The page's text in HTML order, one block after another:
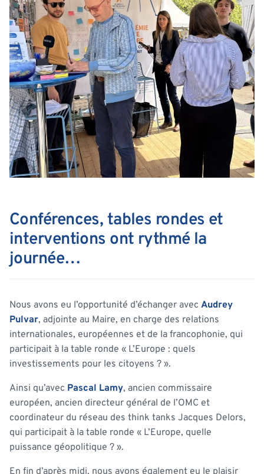
Conférences, tables rondes et
interventions ont rythmé la
journée…
Nous avons eu l’opportunité d’échanger avec Audrey
Pulvar, adjointe au Maire, en charge des relations
internationales, européennes et de la francophonie, qui
participait à la table ronde « L’Europe : quels
investissements pour les citoyens ? ».
Ainsi qu’avec Pascal Lamy, ancien commissaire
européen, ancien directeur général de l’OMC et
coordinateur du réseau des think tanks Jacques Delors,
qui participait à la table ronde « L’Europe, quelle
puissance géopolitique ? ».
En fin d’après midi, nous avons également eu le plaisir